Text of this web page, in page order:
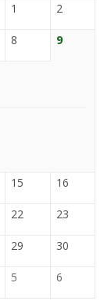
1 2
8 9
15 16
22 23
29 30
5 6